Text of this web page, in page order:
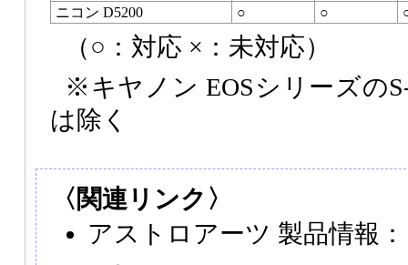
ニコン D5200
○ ○
（○：対応 ×：未対応）
※キヤノン EOSシリーズの
は除く
〈関連リンク〉
アストロアーツ 製品情報